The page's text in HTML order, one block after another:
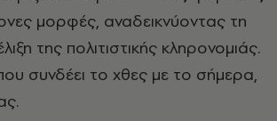
μορφές, αναδεικνύοντας τη
της πολιτιστικής κληρονομιάς.
συνδέει το χθες με το σήμερα,